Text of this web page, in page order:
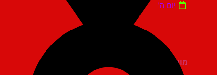
מועדון הגריי יהוד
יום ה'